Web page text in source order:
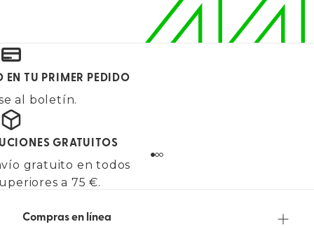
EN TU PRIMER PEDIDO
al boletín.
GRATUITOS
gratuito en todos
a 75 €.
Compras en línea